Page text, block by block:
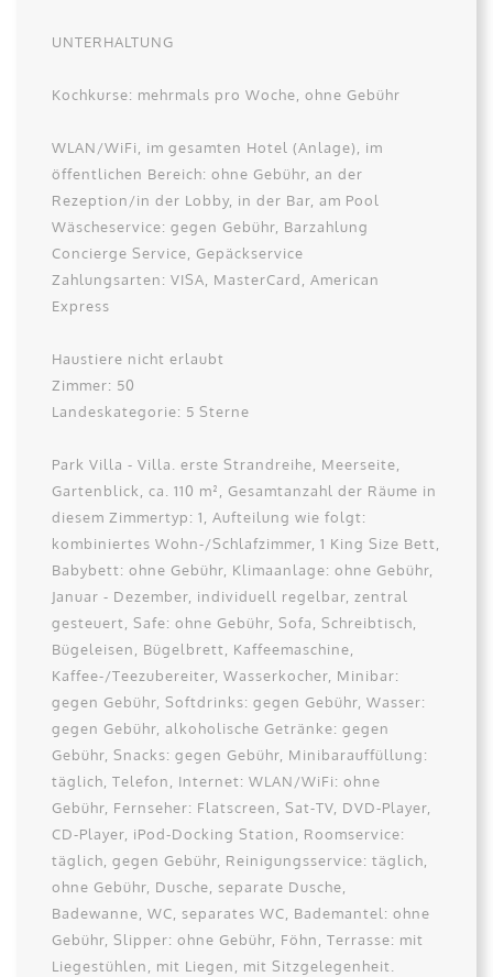
UNTERHALTUNG
Kochkurse: mehrmals pro Woche, ohne Gebühr
WLAN/WiFi, im gesamten Hotel (Anlage), im
öffentlichen Bereich: ohne Gebühr, an der
Rezeption/in der Lobby, in der Bar, am Pool
Wäscheservice: gegen Gebühr, Barzahlung
Concierge Service, Gepäckservice
Zahlungsarten: VISA, MasterCard, American
Express
Haustiere nicht erlaubt
Zimmer: 50
Landeskategorie: 5 Sterne
Park Villa - Villa. erste Strandreihe, Meerseite,
Gartenblick, ca. 110 m², Gesamtanzahl der Räume in
diesem Zimmertyp: 1, Aufteilung wie folgt:
kombiniertes Wohn-/Schlafzimmer, 1 King Size Bett,
Babybett: ohne Gebühr, Klimaanlage: ohne Gebühr,
Januar - Dezember, individuell regelbar, zentral
gesteuert, Safe: ohne Gebühr, Sofa, Schreibtisch,
Bügeleisen, Bügelbrett, Kaffeemaschine,
Kaffee-/Teezubereiter, Wasserkocher, Minibar:
gegen Gebühr, Softdrinks: gegen Gebühr, Wasser:
gegen Gebühr, alkoholische Getränke: gegen
Gebühr, Snacks: gegen Gebühr, Minibarauffüllung:
täglich, Telefon, Internet: WLAN/WiFi: ohne
Gebühr, Fernseher: Flatscreen, Sat-TV, DVD-Player,
CD-Player, iPod-Docking Station, Roomservice:
täglich, gegen Gebühr, Reinigungsservice: täglich,
ohne Gebühr, Dusche, separate Dusche,
Badewanne, WC, separates WC, Bademantel: ohne
Gebühr, Slipper: ohne Gebühr, Föhn, Terrasse: mit
Liegestühlen, mit Liegen, mit Sitzgelegenheit.